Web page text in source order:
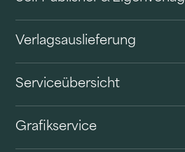
Verlagsauslieferung
Serviceübersicht
Grafikservice